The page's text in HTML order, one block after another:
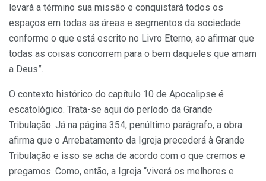
levará a término sua missão e conquistará todos os
espaços em todas as áreas e segmentos da sociedade
conforme o que está escrito no Livro Eterno, ao afirmar que
todas as coisas concorrem para o bem daqueles que amam
a Deus”.
O contexto histórico do capítulo 10 de Apocalipse é
escatológico. Trata-se aqui do período da Grande
Tribulação. Já na página 354, penúltimo parágrafo, a obra
afirma que o Arrebatamento da Igreja precederá à Grande
Tribulação e isso se acha de acordo com o que cremos e
pregamos. Como, então, a Igreja “viverá os melhores e